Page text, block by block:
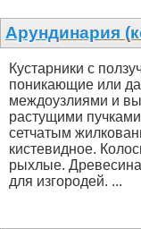
Арундинария
Кустарники с
поникающие или
междоузлиями и
растущими
сетчатым
кистевидное.
рыхлые. Древесина
для изгородей. ...